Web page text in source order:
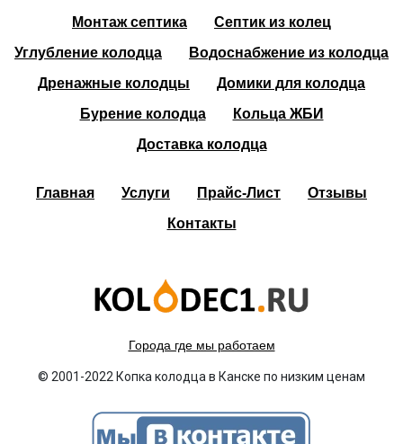
Монтаж септика
Септик из колец
Углубление колодца
Водоснабжение из колодца
Дренажные колодцы
Домики для колодца
Бурение колодца
Кольца ЖБИ
Доставка колодца
Главная Услуги Прайс-Лист
Отзывы
Контакты
Города где мы работаем
© 2001-2022 Копка колодца в Канске по низким ценам